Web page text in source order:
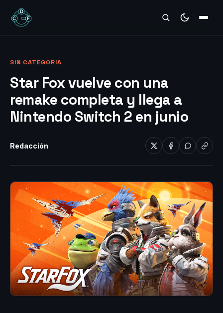
REVIEWS
SIN CATEGORIA
Star Fox vuelve con una
remake completa y llega a
Nintendo Switch 2 en junio
Redacción